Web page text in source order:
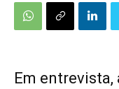
Em entrevista,